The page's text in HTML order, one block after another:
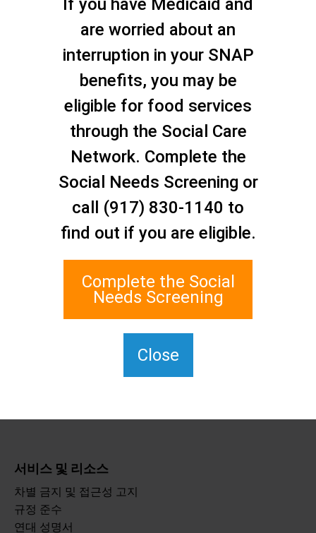
문의하기
스태튼 아일랜드 소셜 케어
스태튼 아일랜드, 뉴욕
서비스 및 리소스
차별 금지 및 접근성 고지
규정 준수
연대 성명서
are worried about an
interruption in your SNAP
benefits, you may be
eligible for food services
through the Social Care
Network. Complete the
Social Needs Screening or
call (917) 830-1140 to
find out if you are eligible.
Complete the Social
Needs Screening
Close